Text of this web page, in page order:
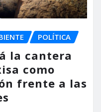
POLÍTICA
la cantera
como
frente a las